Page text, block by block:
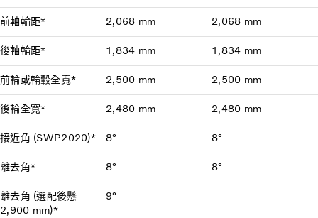
前軸輪距* 2,068 mm 2,068 mm
後軸輪距* 1,834 mm 1,834 mm
前輪或輪轂全寬* 2,500 mm 2,500 mm
後輪全寬* 2,480 mm 2,480 mm
接近角 (SWP2020)* 8° 8°
離去角* 8° 8°
離去角 (選配後懸
2,900 mm)*
9° –